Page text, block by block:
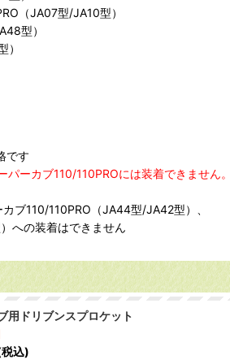
（JA07型/JA10型）
型）
）
です
パーカブ110/110PROには装着できません
ブ110/110PRO（JA44型/JA42型）、
への装着はできません
用ドリブンスプロケット
込)